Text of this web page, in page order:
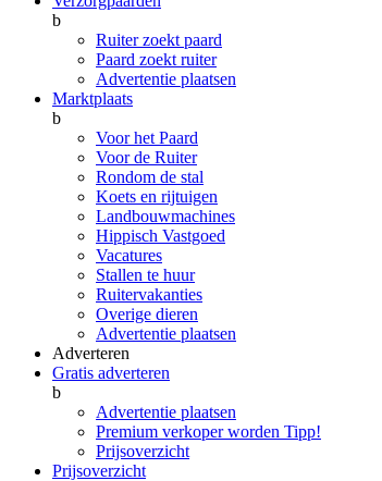
b
Ruiter zoekt paard
Paard zoekt ruiter
Advertentie plaatsen
Marktplaats
b
Voor het Paard
Voor de Ruiter
Rondom de stal
Koets en rijtuigen
Landbouwmachines
Hippisch Vastgoed
Vacatures
Stallen te huur
Ruitervakanties
Overige dieren
Advertentie plaatsen
Adverteren
Gratis adverteren
b
Advertentie plaatsen
Premium verkoper worden Tipp!
Prijsoverzicht
Prijsoverzicht